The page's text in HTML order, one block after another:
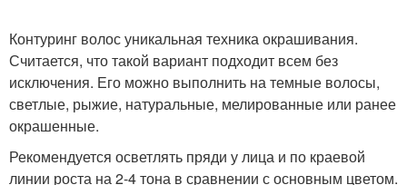
Контуринг волос уникальная техника окрашивания.
Считается, что такой вариант подходит всем без
исключения. Его можно выполнить на темные волосы,
светлые, рыжие, натуральные, мелированные или ранее
окрашенные.
Рекомендуется осветлять пряди у лица и по краевой
линии роста на 2-4 тона в сравнении с основным цветом.